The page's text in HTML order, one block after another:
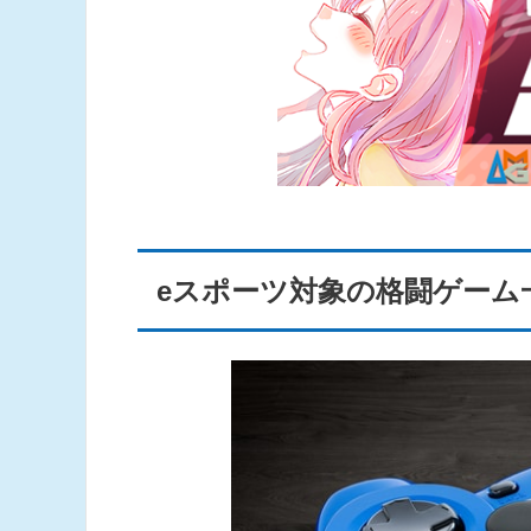
eスポーツ対象の格闘ゲーム